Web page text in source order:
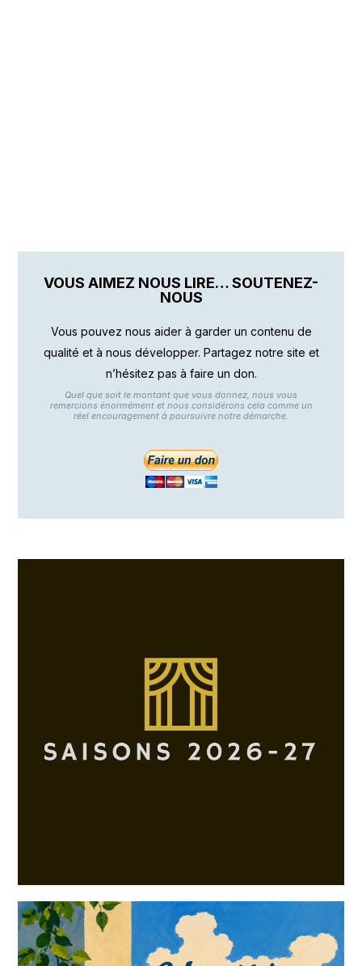
VOUS AIMEZ NOUS LIRE… SOUTENEZ-
NOUS
Vous pouvez nous aider à garder un contenu de
qualité et à nous développer. Partagez notre site et
n’hésitez pas à faire un don.
Quel que soit le montant que vous donnez, nous vous
remercions énormément et nous considérons cela comme un
réel encouragement à poursuivre notre démarche.